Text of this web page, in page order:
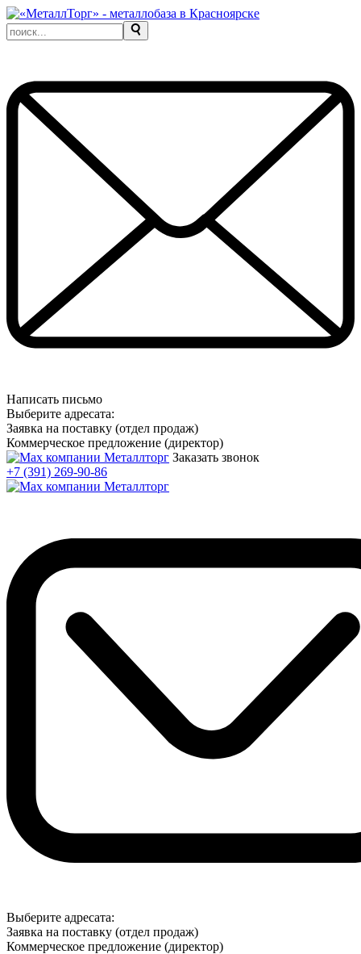
Написать письмо
Выберите адресата:
Заявка на поставку (отдел продаж)
Коммерческое предложение (директор)
Заказать звонок
+7 (391) 269-90-86
Выберите адресата:
Заявка на поставку (отдел продаж)
Коммерческое предложение (директор)